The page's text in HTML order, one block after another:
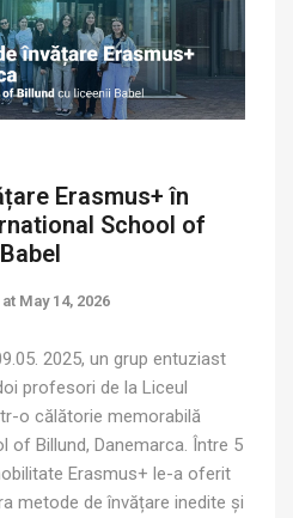
Erasmus+ în
School of
May 14, 2026
2025, un grup entuziast
profesori de la Liceul
o călătorie memorabilă
of Billund, Danemarca. Între 5
Erasmus+ le-a oferit
metode de învățare inedite și